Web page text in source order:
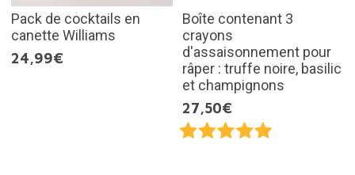
Pack de cocktails en
canette Williams
24,99€
Boîte contenant 3
crayons
d'assaisonnement pour
râper : truffe noire, basilic
et champignons
27,50€